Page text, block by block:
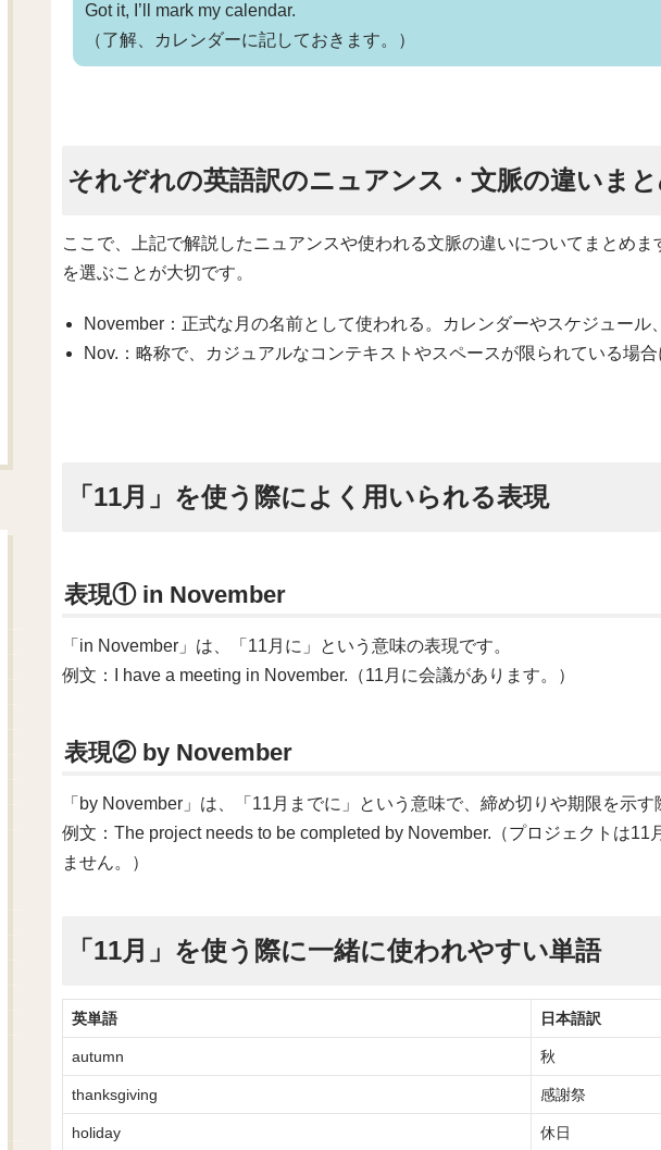
Got it, I’ll mark my calendar.
（了解、カレンダーに記しておきます。）
それぞれの英語訳のニュアンス・文脈の違いま
ここで、上記で解説したニュアンスや使われる文脈の違いについてまとめ
を選ぶことが大切です。
November：正式な月の名前として使われる。カレンダーやスケジュール
Nov.：略称で、カジュアルなコンテキストやスペースが限られている場合
「11月」を使う際によく用いられる表現
表現① in November
「in November」は、「11月に」という意味の表現です。
例文：I have a meeting in November.（11月に会議があります。）
表現② by November
「by November」は、「11月までに」という意味で、締め切りや期限を示す
例文：The project needs to be completed by November.（プロジェクトは11
ません。）
「11月」を使う際に一緒に使われやすい単語
英単語 日本語訳
autumn 秋
thanksgiving 感謝祭
holiday 休日